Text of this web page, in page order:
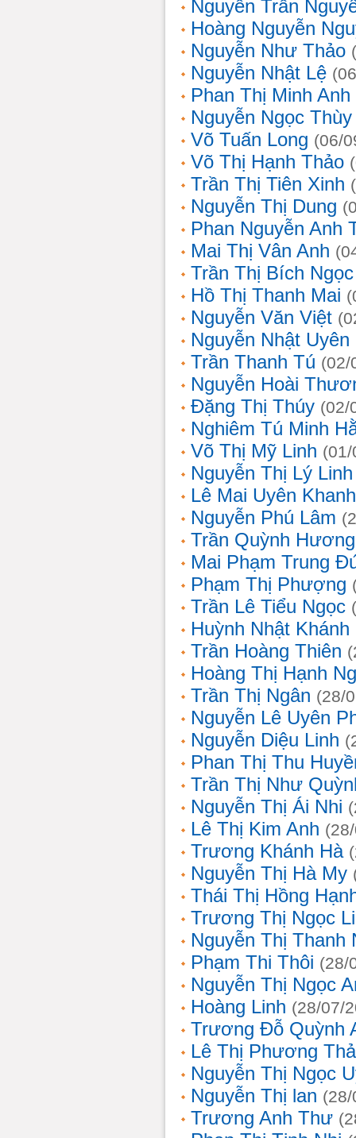
Nguyễn Trần
Hoàng Nguyễn
Nguyễn Như Thảo
Nguyễn Nhật Lệ
Phan Thị Minh Anh
Nguyễn Ngọc
Võ Tuấn Long (06/
Võ Thị Hạnh Thảo
Trần Thị Tiên Xinh
Nguyễn Thị Dung
Phan Nguyễn Anh
Mai Thị Vân Anh
Trần Thị Bích Ngọc
Hồ Thị Thanh Mai
Nguyễn Văn Việt
Nguyễn Nhật Uyên
Trần Thanh Tú (02/
Nguyễn Hoài
Đặng Thị Thúy (02/
Nghiêm Tú Minh
Võ Thị Mỹ Linh
Nguyễn Thị Lý Linh
Lê Mai Uyên Khanh
Nguyễn Phú Lâm
Trần Quỳnh Hương
Mai Phạm Trung
Phạm Thị Phượng
Trần Lê Tiểu Ngọc
Huỳnh Nhật Khánh
Trần Hoàng Thiên
Hoàng Thị Hạnh
Trần Thị Ngân (28/
Nguyễn Lê Uyên
Nguyễn Diệu Linh
Phan Thị Thu
Trần Thị Như
Nguyễn Thị Ái Nhi
Lê Thị Kim Anh
Trương Khánh Hà
Nguyễn Thị Hà My
Thái Thị Hồng
Trương Thị Ngọc
Nguyễn Thị Thanh
Phạm Thi Thôi (28/
Nguyễn Thị Ngọc
Hoàng Linh (28/07/
Trương Đỗ Quỳnh
Lê Thị Phương
Nguyễn Thị Ngọc
Nguyễn Thị lan
Trương Anh Thư